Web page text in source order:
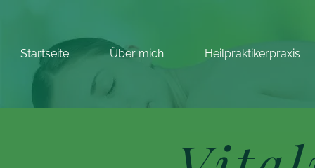
Startseite Über mich Heilpraktikerpraxis